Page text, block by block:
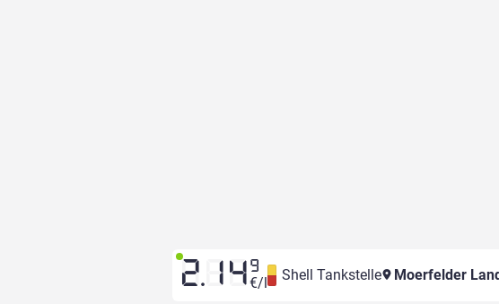
2.14 9
€/l Shell Tankstelle Moerfelder